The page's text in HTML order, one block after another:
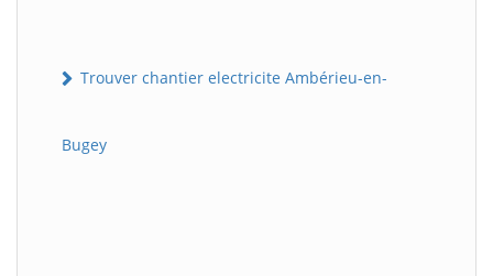
Trouver chantier electricite Ambérieu-en-
Bugey